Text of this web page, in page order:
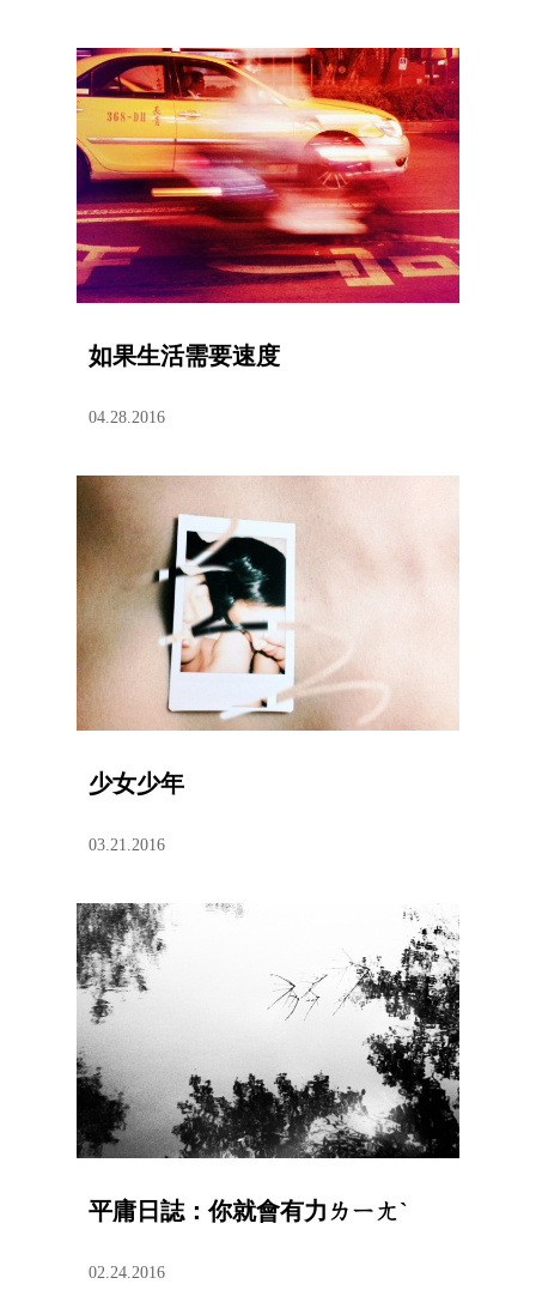
如果生活需要速度
04.28.2016
少女少年
03.21.2016
平庸日誌：你就會有力ㄌㄧㄤˋ
02.24.2016